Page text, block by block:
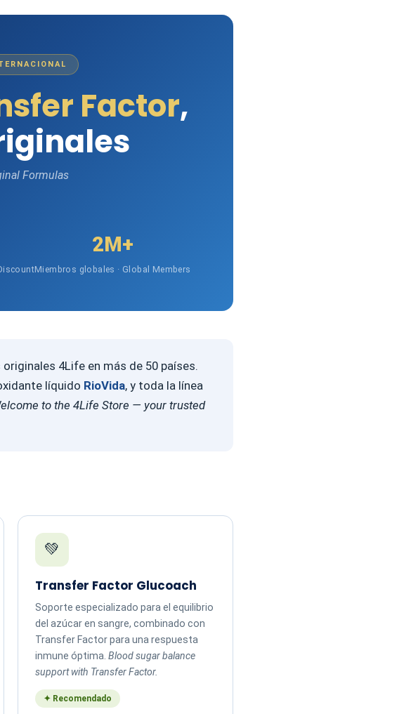
Factor,
Formulas
2M+
Miembros globales · Global Members
4Life en más de 50 países.
líquido RioVida, y toda la línea
to the 4Life Store — your trusted
💚
Transfer Factor Glucoach
Soporte especializado para el equilibrio
del azúcar en sangre, combinado con
Transfer Factor para una respuesta
inmune óptima. Blood sugar balance
support with Transfer Factor.
✦ Recomendado